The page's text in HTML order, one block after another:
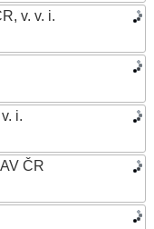
v. v. i.
i.
ČR